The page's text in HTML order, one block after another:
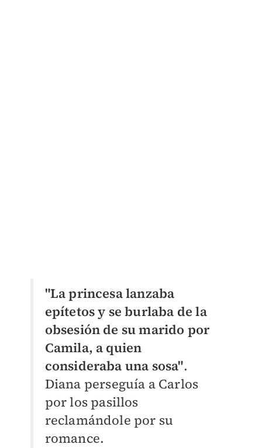
"La princesa lanzaba
epítetos y se burlaba de la
obsesión de su marido por
Camila, a quien
consideraba una sosa".
Diana perseguía a Carlos
por los pasillos
reclamándole por su
romance.